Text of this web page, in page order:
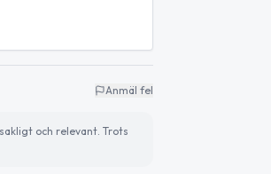
Anmäl fel
och relevant. Trots